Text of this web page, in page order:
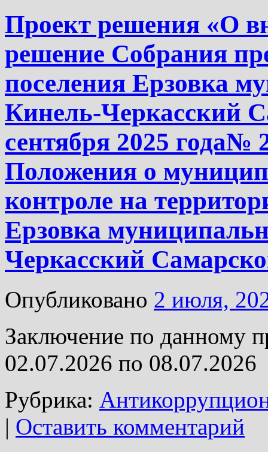
Проект решения «О
решение Собрания
поселения Ерзовка
Кинель-Черкасский
сентября 2025 года№
Положения о
контроле на
Ерзовка
Черкасский
Опубликовано 2 июля,
Заключение по данному
02.07.2026 по 08.07.2026
Рубрика:
| Оставить комментарий